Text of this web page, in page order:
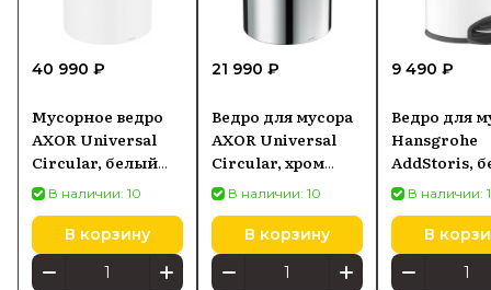
40 990 ₽
Мусорное ведро
AXOR Universal
Circular, белый
матовый 42872700
В наличии: 10
В корзину
21 990 ₽
Ведро для мусора
AXOR Universal
Circular, хром
42872000
В наличии: 10
В корзину
9 490 ₽
Ведро для
Hansgrohe
AddStoris,
матовый
В наличии:
В